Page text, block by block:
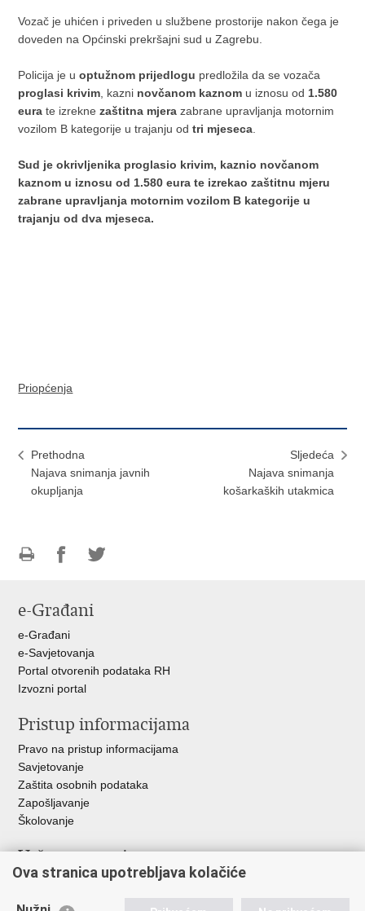
Vozač je uhićen i priveden u službene prostorije nakon čega je
doveden na Općinski prekršajni sud u Zagrebu.
Policija je uoptužnom prijedlogu predložila da se vozača
proglasi krivim , kazni novčanom kaznom u iznosu od 1.580
eura te izreknezaštitna mjera zabrane upravljanja motornim
vozilom B kategorije u trajanju odtri mjeseca
Sud je okrivljenika proglasio krivim, kaznio novčanom
kaznom u iznosu od 1.580 eura te izrekao zaštitnu mjeru
zabrane upravljanja motornim vozilom B kategorije u
trajanju od dva mjeseca.
Priopćenja
Prethodna
Najava snimanja javnih
okupljanja
Sljedeća
Najava snimanja
košarkaških utakmica
FacebookuTwitteru
e-Građani
e-Građani
e-Savjetovanja
Portal otvorenih podataka RH
Izvozni portal
Pristup informacijama
Pravo na pristup informacijama
Savjetovanje
Zaštita osobnih podataka
Zapošljavanje
Školovanje
Važne poveznice
Ministarstvo unutarnjih poslova
Ova stranica upotrebljava kolačiće